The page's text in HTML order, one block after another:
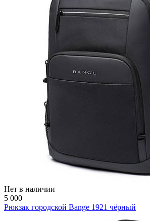
Нет в наличии
5 000
Рюкзак городской Bange 1921 чёрный